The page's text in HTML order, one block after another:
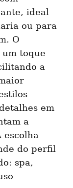
ideal
ou para
um toque
a
em
a
escolha
do perfil
spa,